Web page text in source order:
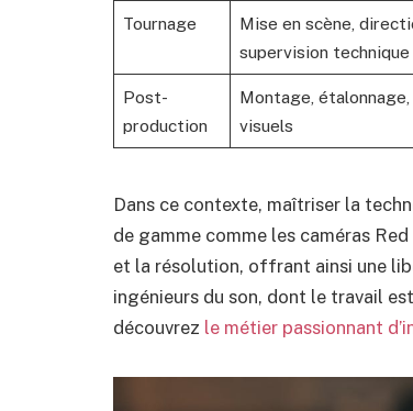
Tournage
Mise en scène,
supervision technique
Post-
production
Montage,
visuels
Dans ce contexte, maîtriser la
de gamme comme les caméras
et la résolution, offrant ainsi une
ingénieurs du son, dont le travail
découvrez le métier passionnant